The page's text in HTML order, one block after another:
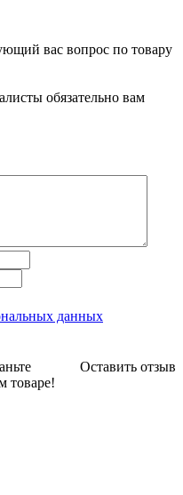
вас вопрос по товару
обязательно вам
данных
Оставить отзыв
товаре!